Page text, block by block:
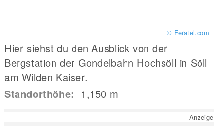
© Feratel.com
Hier siehst du den Ausblick von der
Bergstation der Gondelbahn Hochsöll in Söll
am Wilden Kaiser.
Standorthöhe: 1,150 m
Anzeige